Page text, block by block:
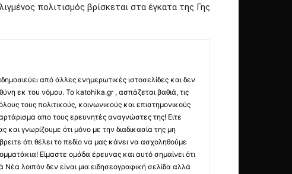
πολιτισμός βρίσκεται στα έγκατα της Γης
από άλλες ενημερωτικές ιστοσελίδες και δεν
εκ του νόμου. Το katohika.gr , ασπάζεται βαθιά, τις
τους πολιτικούς, κοινωνικούς και επιστημονικούς
απο τους ερευνητές αναγνώστες της! Ειτε
γνωρίζουμε ότι μόνο με την διαδικασία της μη
ότι θέλει το πεδίο να μας κάνει να ασχοληθούμε
Είμαστε ομάδα έρευνας και αυτό σημαίνει ότι
λοιπόν δεν είναι μια ειδησεογραφική σελίδα αλλά